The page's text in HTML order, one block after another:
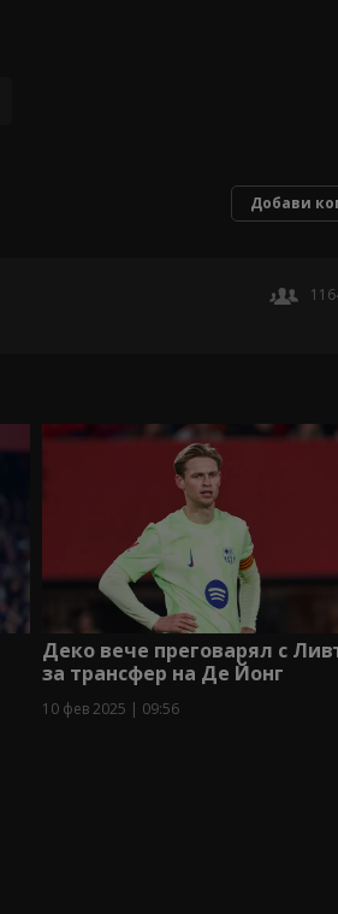
Добави
Деко вече преговарял с
за трансфер на Де Йонг
10 фев 2025 | 09:56